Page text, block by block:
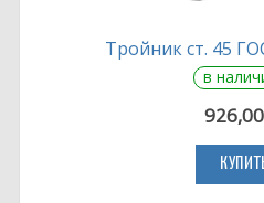
Тройник ст. 45
в
926,00